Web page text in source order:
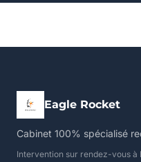
Eagle Rocket
Cabinet 100% spécialisé
Intervention sur rendez-vous à